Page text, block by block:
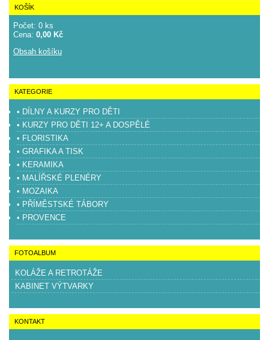
KOŠÍK
Počet: 0 ks
Cena: 0,00 Kč
Obsah košíku
KATEGORIE
• DÍLNY A KURZY PRO DĚTI
• KURZY PRO DĚTI 12+ A DOSPĚLÉ
• FLORISTIKA
• GRAFIKA A TISK
• KERAMIKA
• MALÍŘSKÉ PLENÉRY
• MOZAIKA
• PŘÍMĚSTSKÉ TÁBORY
• PROVENCE
FOTOALBUM
KOLÁŽE A RETROTÁŽE
KABINET VÝTVARKY
KONTAKT